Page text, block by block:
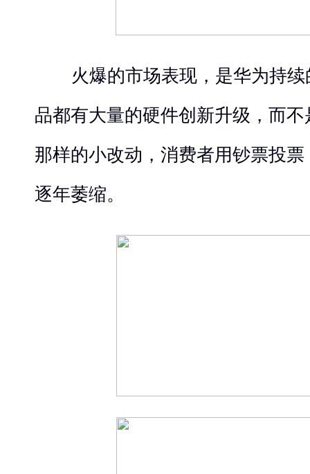
火爆的市场表现 ， 是华为持
品都有大量的硬件创新升级 ， 而不
那样的小改动， 消费者用钞票投票
逐年萎缩。